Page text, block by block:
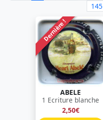
145
Dernière !
ABELE
1 Ecriture blanche
2,50€